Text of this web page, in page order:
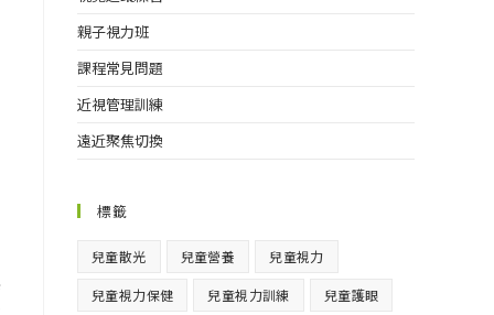
親子視力班
課程常見問題
近視管理訓練
遠近聚焦切換
標籤
兒童散光 兒童營養 兒童視力
兒童視力保健 兒童視力訓練 兒童護眼